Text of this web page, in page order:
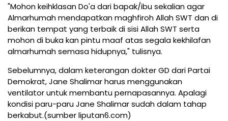
"Mohon keihklasan Do'a dari bapak/ibu sekalian agar
Almarhumah mendapatkan maghfiroh Allah SWT dan di
berikan tempat yang terbaik di sisi Allah SWT serta
mohon di buka kan pintu maaf atas segala kekhilafan
almarhumah semasa hidupnya," tulisnya.
Sebelumnya, dalam keterangan dokter GD dari Partai
Demokrat, Jane Shalimar harus menggunakan
ventilator untuk membantu pernapasannya. Apalagi
kondisi paru-paru Jane Shalimar sudah dalam tahap
berkabut.(sumber liputan6.com)